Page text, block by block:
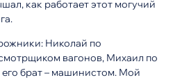
как работает этот могучий
Николай по
вагонов, Михаил по
его брат – машинистом. Мой